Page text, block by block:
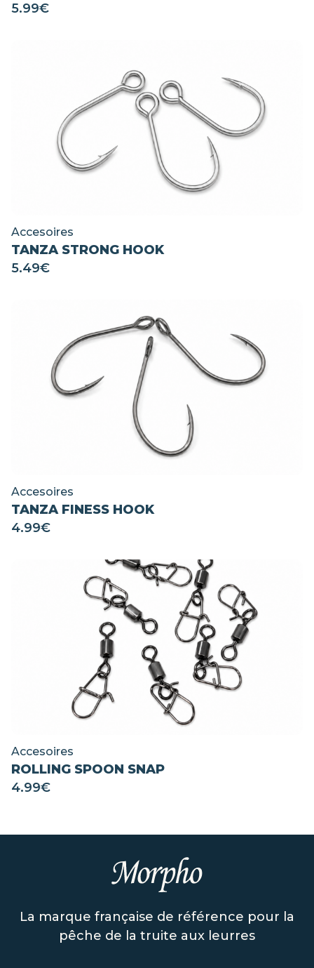
5.99€
Accesoires
TANZA STRONG HOOK
5.49€
Accesoires
TANZA FINESS HOOK
4.99€
Accesoires
ROLLING SPOON SNAP
4.99€
La marque française de référence pour la
pêche de la truite aux leurres